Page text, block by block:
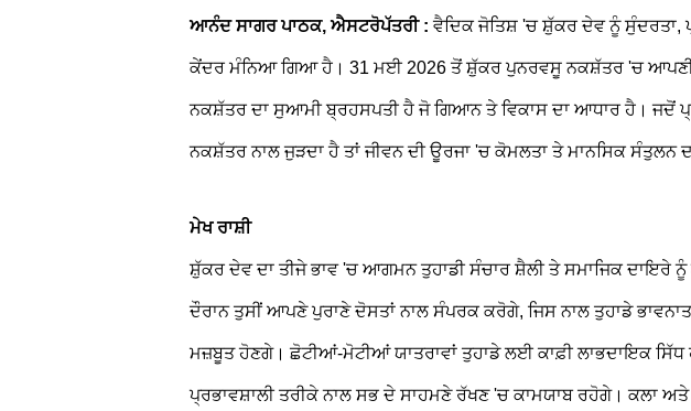
ਆਨੰਦ ਸਾਗਰ ਪਾਠਕ, ਐਸਟਰੋਪੱਤਰੀ : ਵੈਦਿਕ ਜੋਤਿਸ਼ 'ਚ ਸ਼ੁੱਕਰ ਦੇਵ ਨੂੰ ਸੁੰਦਰਤਾ,
ਕੇਂਦਰ ਮੰਨਿਆ ਗਿਆ ਹੈ। 31 ਮਈ 2026 ਤੋਂ ਸ਼ੁੱਕਰ ਪੁਨਰਵਸੂ ਨਕਸ਼ੱਤਰ 'ਚ
ਨਕਸ਼ੱਤਰ ਦਾ ਸੁਆਮੀ ਬ੍ਰਹਸਪਤੀ ਹੈ ਜੋ ਗਿਆਨ ਤੇ ਵਿਕਾਸ ਦਾ ਆਧਾਰ ਹੈ। ਜਦੋਂ
ਨਕਸ਼ੱਤਰ ਨਾਲ ਜੁੜਦਾ ਹੈ ਤਾਂ ਜੀਵਨ ਦੀ ਊਰਜਾ 'ਚ ਕੋਮਲਤਾ ਤੇ ਮਾਨਸਿਕ ਸੰਤੁਲਨ
ਮੇਖ ਰਾਸ਼ੀ
ਸ਼ੁੱਕਰ ਦੇਵ ਦਾ ਤੀਜੇ ਭਾਵ 'ਚ ਆਗਮਨ ਤੁਹਾਡੀ ਸੰਚਾਰ ਸ਼ੈਲੀ ਤੇ ਸਮਾਜਿਕ
ਦੌਰਾਨ ਤੁਸੀਂ ਆਪਣੇ ਪੁਰਾਣੇ ਦੋਸਤਾਂ ਨਾਲ ਸੰਪਰਕ ਕਰੋਗੇ, ਜਿਸ ਨਾਲ ਤੁਹਾਡੇ
ਮਜ਼ਬੂਤ ਹੋਣਗੇ। ਛੋਟੀਆਂ-ਮੋਟੀਆਂ ਯਾਤਰਾਵਾਂ ਤੁਹਾਡੇ ਲਈ ਕਾਫ਼ੀ ਲਾਭਦਾਇਕ
ਪ੍ਰਭਾਵਸ਼ਾਲੀ ਤਰੀਕੇ ਨਾਲ ਸਭ ਦੇ ਸਾਹਮਣੇ ਰੱਖਣ 'ਚ ਕਾਮਯਾਬ ਰਹੋਗੇ। ਕਲਾ